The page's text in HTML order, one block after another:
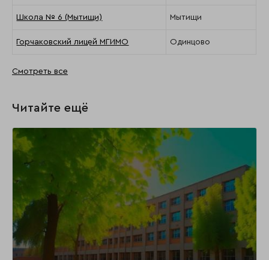
Школа № 6 (Мытищи) Мытищи
Горчаковский лицей МГИМО Одинцово
Смотреть все
Читайте ещё